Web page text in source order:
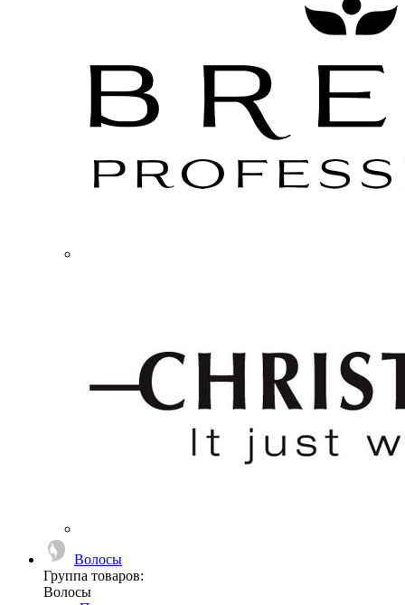
Волосы
Группа товаров:
Волосы